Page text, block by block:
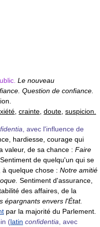
Le nouveau
Question de confiance.
crainte doute suspicion.
, avec l'influence de
hardiesse, courage qui
valeur, de sa chance : Faire
Sentiment de quelqu'un qui se
quelque chose : Notre amitié
Sentiment d'assurance,
des affaires, de la
épargnants envers l'État.
par la majorité du Parlement.
(latin confidentia , avec